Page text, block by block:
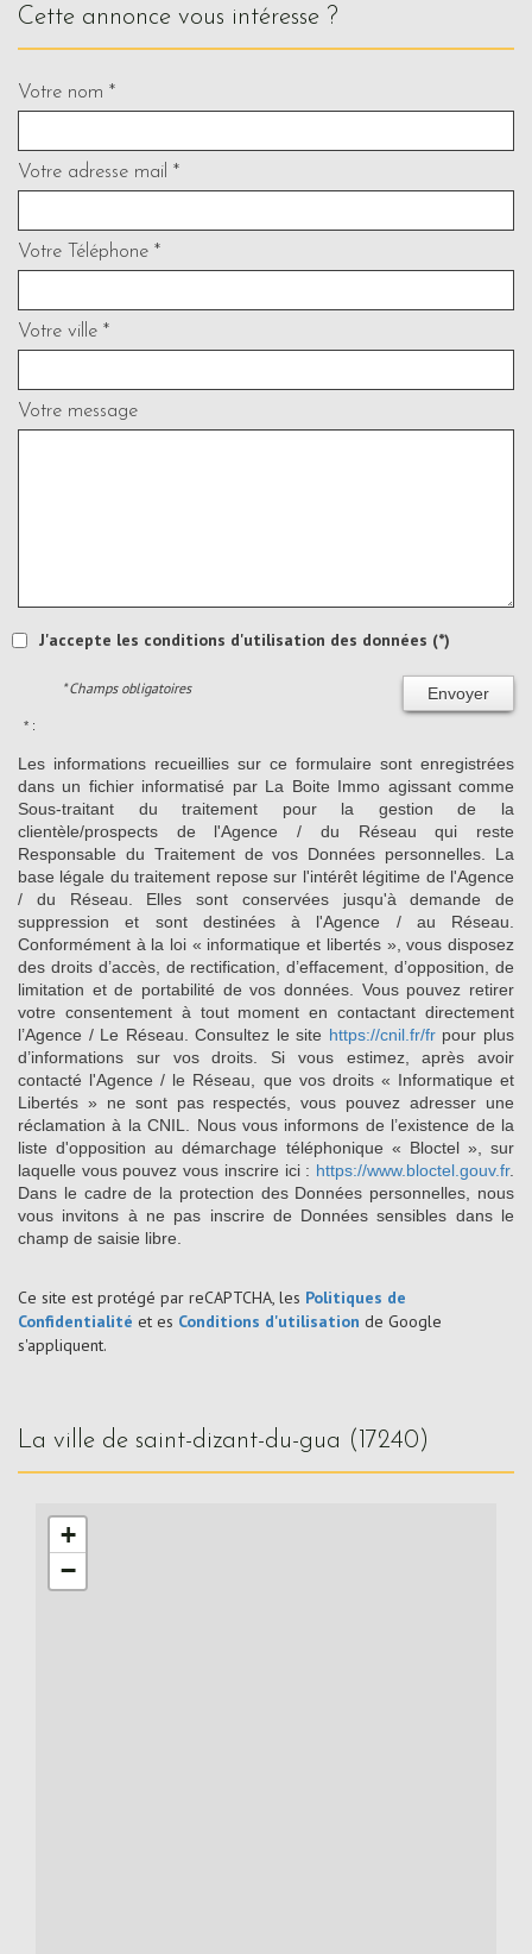
cette annonce vous intéresse ?
Votre nom *
Votre adresse mail *
Votre Téléphone *
Votre ville *
Votre message
J'accepte les conditions d'utilisation des données (*)
Envoyer
* Champs obligatoires
* :
Les informations recueillies sur ce formulaire sont enregistrées
dans un fichier informatisé par La Boite Immo agissant comme
Sous-traitant du traitement pour la gestion de la
clientèle/prospects de l'Agence / du Réseau qui reste
Responsable du Traitement de vos Données personnelles. La
base légale du traitement repose sur l'intérêt légitime de l'Agence
/ du Réseau. Elles sont conservées jusqu'à demande de
suppression et sont destinées à l'Agence / au Réseau.
Conformément à la loi « informatique et libertés », vous disposez
des droits d’accès, de rectification, d’effacement, d’opposition, de
limitation et de portabilité de vos données. Vous pouvez retirer
votre consentement à tout moment en contactant directement
l’Agence / Le Réseau. Consultez le site https://cnil.fr/frpour plus
d’informations sur vos droits. Si vous estimez, après avoir
contacté l'Agence / le Réseau, que vos droits « Informatique et
Libertés » ne sont pas respectés, vous pouvez adresser une
réclamation à la CNIL. Nous vous informons de l’existence de la
liste d'opposition au démarchage téléphonique « Bloctel », sur
laquelle vous pouvez vous inscrire ici : https://www.bloctel.gouv.fr.
Dans le cadre de la protection des Données personnelles, nous
vous invitons à ne pas inscrire de Données sensibles dans le
champ de saisie libre.
Ce site est protégé par reCAPTCHA, les Politiques de
Confidentialité et es Conditions d'utilisation de Google
s'appliquent.
la ville de saint-dizant-du-gua (17240)
+
−